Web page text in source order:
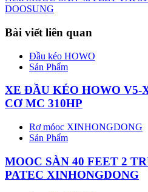
DOOSUNG
Bài viết liên quan
Đầu kéo HOWO
Sản Phẩm
XE ĐẦU KÉO HOWO V5-
CƠ MC 310HP
Rơ móoc XINHONGDONG
Sản Phẩm
MOOC SÀN 40 FEET 2
PATEC XINHONGDONG